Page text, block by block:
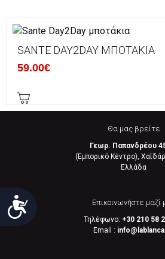
Προσιτότητα
SANTE DAY2DAY ΜΠΟΤΆΚΙΑ
59.00€
Θα μας βρείτε
Γεωρ. Παπανδρέου
(Εμπορικό Κέντρο),
Eλλάδα
Επικοινωνήστε μαζί
Τηλέφωνο: +30 210 58
Email :